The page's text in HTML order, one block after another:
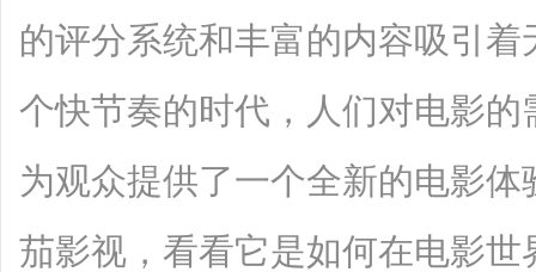
的评分系统和丰富的内容吸引
个快节奏的时代，人们对电影
为观众提供了一个全新的电影
茄影视，看看它是如何在电影